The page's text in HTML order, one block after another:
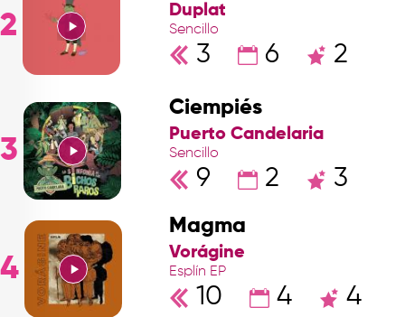
2 Duplat
Sencillo
3 6 2
3
Ciempiés
Puerto Candelaria
Sencillo
9 2 3
4
Magma
Vorágine
Esplín EP
10 4 4